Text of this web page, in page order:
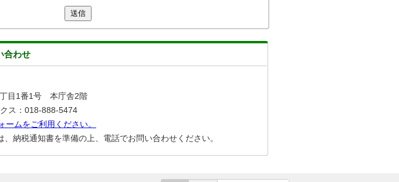
送信
合わせ
目1番1号 本庁舎2階
ス：018-888-5474
ームをご利用ください。
納税通知書を準備の上、電話でお問い合わせください。